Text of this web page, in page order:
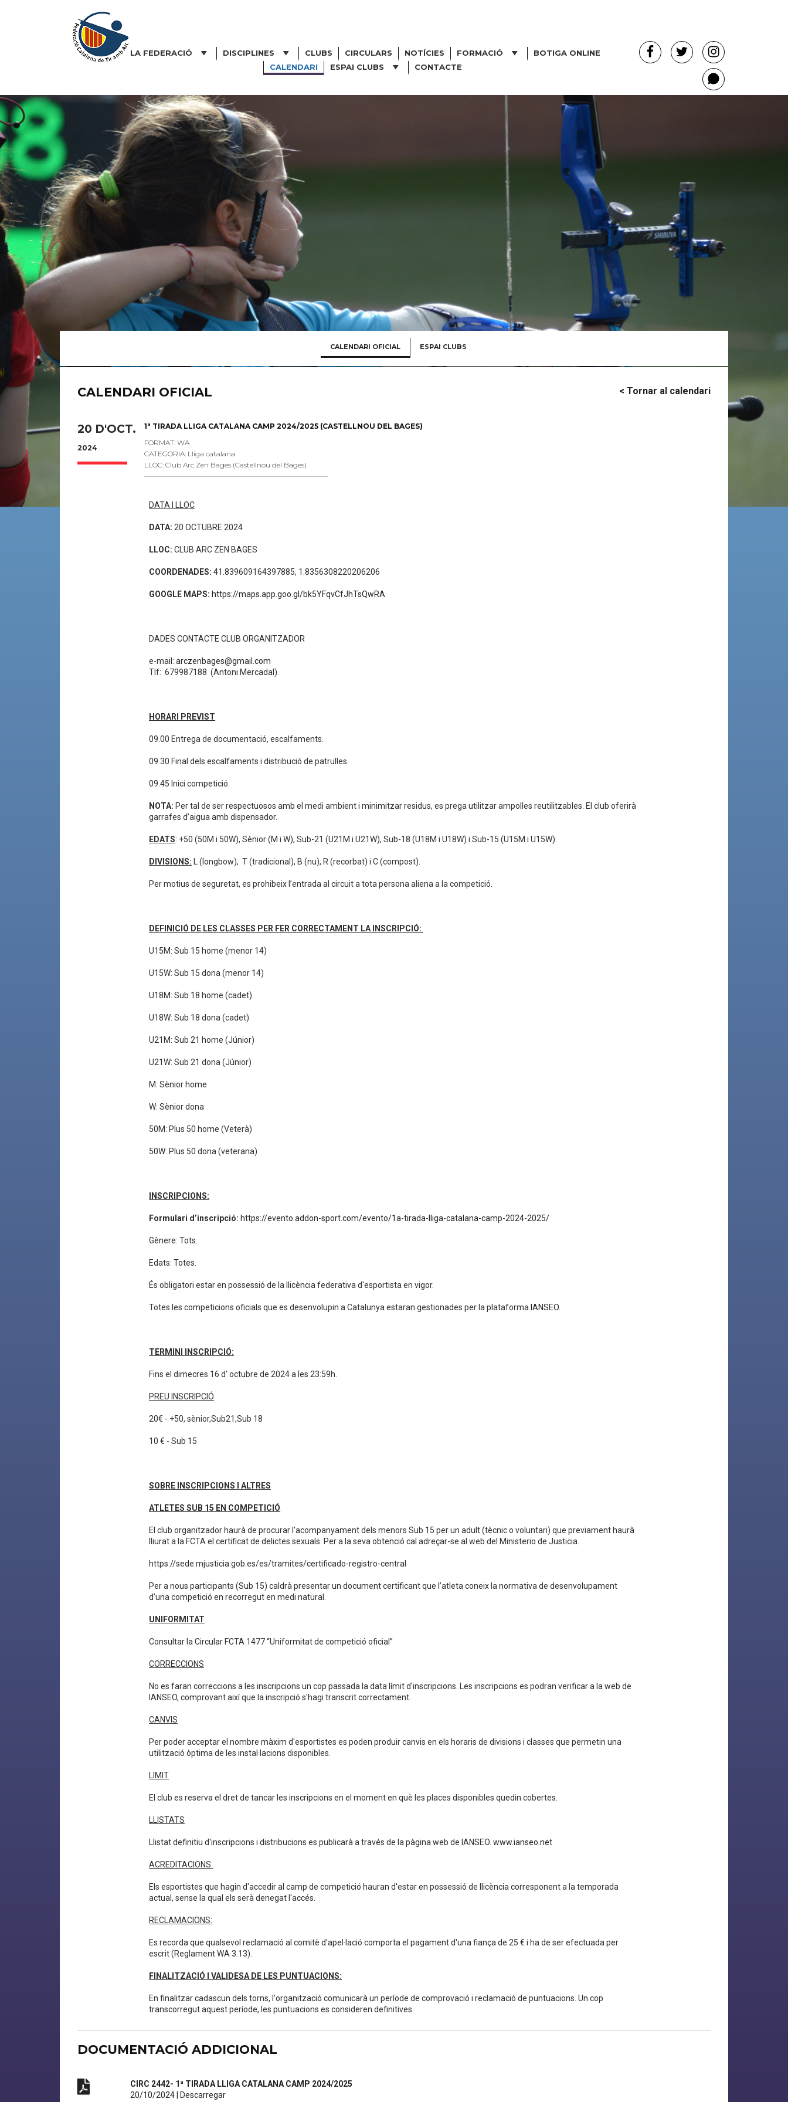
FacebookTwitter Instagram
Whatsapp
LA FEDERACIÓ DISCIPLINES CLUBS CIRCULARS NOTÍCIES FORMACIÓ
BOTIGA ONLINE
CALENDARI
ESPAI CLUBS CONTACTE
CALENDARI OFICIAL ESPAI CLUBS
CALENDARI OFICIAL < Tornar al calendari
20 D'OCT.
2024
1ª TIRADA LLIGA CATALANA CAMP 2024/2025 (CASTELLNOU DEL BAGES)
FORMAT: WA
CATEGORIA: Lliga catalana
LLOC: Club Arc Zen Bages (Castellnou del Bages)
DATA I LLOC
DATA: 20 OCTUBRE 2024
LLOC: CLUB ARC ZEN BAGES
COORDENADES:41.839609164397885, 1.8356308220206206
GOOGLE MAPS: https://maps.app.goo.gl/bk5YFqvCfJhTsQwRA
DADES CONTACTE CLUB ORGANITZADOR
e-mail:arczenbages@gmail.com
Tlf: 679987188 (Antoni Mercadal).
HORARI PREVIST
09.00 Entrega de documentació, escalfaments.
09.30 Final dels escalfaments i distribució de patrulles.
09.45 Inici competició.
NOTA: Per tal de ser respectuosos amb el medi ambient i minimitzar residus, es prega utilitzar ampolles reutilitzables. El club oferirà
garrafes d’aigua amb dispensador.
EDATS: +50 (50M i 50W), Sènior (M i W), Sub-21 (U21M i U21W), Sub-18 (U18M i U18W) i Sub-15 (U15M i U15W).
DIVISIONS: L (longbow), T (tradicional), B (nu), R (recorbat) i C (compost).
Per motius de seguretat, es prohibeix l’entrada al circuit a tota persona aliena a la competició.
DEFINICIÓ DE LES CLASSES PER FER CORRECTAMENT LA INSCRIPCIÓ:
U15M: Sub 15 home (menor 14)
U15W: Sub 15 dona (menor 14)
U18M: Sub 18 home (cadet)
U18W: Sub 18 dona (cadet)
U21M: Sub 21 home (Júnior)
U21W: Sub 21 dona (Júnior)
M: Sènior home
W: Sènior dona
50M: Plus 50 home (Veterà)
50W: Plus 50 dona (veterana)
INSCRIPCIONS:
Formulari d’inscripció: https://evento.addon-sport.com/evento/1a-tirada-lliga-catalana-camp-2024-2025/
Gènere: Tots.
Edats: Totes.
És obligatori estar en possessió de la llicència federativa d'esportista en vigor.
Totes les competicions oficials que es desenvolupin a Catalunya estaran gestionades per la plataforma IANSEO.
TERMINI INSCRIPCIÓ:
Fins el dimecres 16 d’ octubre de 2024 a les 23:59h.
PREU INSCRIPCIÓ
20€ - +50, sènior,Sub21,Sub 18
10 € - Sub 15
SOBRE INSCRIPCIONS I ALTRES
ATLETES SUB 15 EN COMPETICIÓ
El club organitzador haurà de procurar l’acompanyament dels menors Sub 15 per un adult (tècnic o voluntari) que previament haurà
lliurat a la FCTA el certificat de delictes sexuals. Per a la seva obtenció cal adreçar-se al web del Ministerio de Justicia.
https://sede.mjusticia.gob.es/es/tramites/certificado-registro-central
Per a nous participants (Sub 15) caldrà presentar un document certificant que l’atleta coneix la normativa de desenvolupament
d’una competició en recorregut en medi natural.
UNIFORMITAT
Consultar la Circular FCTA 1477 “Uniformitat de competició oficial”
CORRECCIONS
No es faran correccions a les inscripcions un cop passada la data límit d'inscripcions. Les inscripcions es podran verificar a la web de
IANSEO, comprovant així que la inscripció s'hagi transcrit correctament.
CANVIS
Per poder acceptar el nombre màxim d'esportistes es poden produir canvis en els horaris de divisions i classes que permetin una
utilització òptima de les instal·lacions disponibles.
LIMIT
El club es reserva el dret de tancar les inscripcions en el moment en què les places disponibles quedin cobertes.
LLISTATS
Llistat definitiu d'inscripcions i distribucions es publicarà a través de la pàgina web de IANSEO.www.ianseo.net
ACREDITACIONS:
Els esportistes que hagin d'accedir al camp de competició hauran d'estar en possessió de llicència corresponent a la temporada
actual, sense la qual els serà denegat l'accés.
RECLAMACIONS:
Es recorda que qualsevol reclamació al comitè d'apel·lació comporta el pagament d'una fiança de 25 € i ha de ser efectuada per
escrit (Reglament WA 3.13).
FINALITZACIÓ I VALIDESA DE LES PUNTUACIONS:
En finalitzar cadascun dels torns, l'organització comunicarà un període de comprovació i reclamació de puntuacions. Un cop
transcorregut aquest període, les puntuacions es consideren definitives.
DOCUMENTACIÓ ADDICIONAL
CIRC 2442- 1ª TIRADA LLIGA CATALANA CAMP 2024/2025
20/10/2024
Descarregar